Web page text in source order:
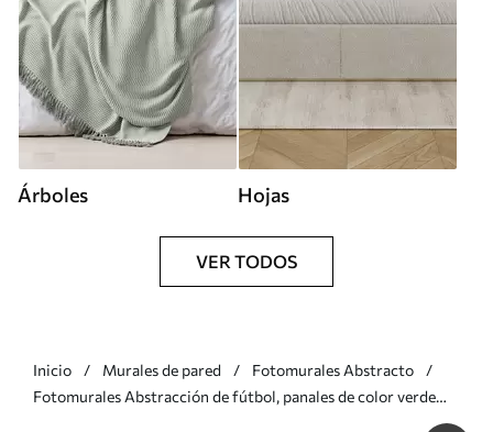
Árboles Hojas
VER TODOS
Inicio Murales de pared
Fotomurales Abstracto
Fotomurales Abstracción de fútbol, panales de color verde